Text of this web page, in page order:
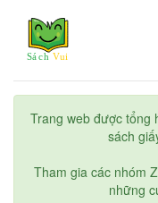
Trang web được tổng
sách
Tham gia các nhóm
những